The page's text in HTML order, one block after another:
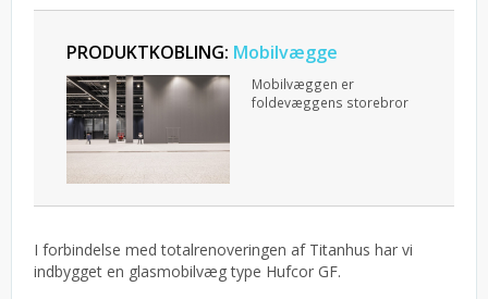
PRODUKTKOBLING: Mobilvægge
Mobilvæggen er
foldevæggens storebror
I forbindelse med totalrenoveringen af Titanhus har vi
indbygget en glasmobilvæg type Hufcor GF.